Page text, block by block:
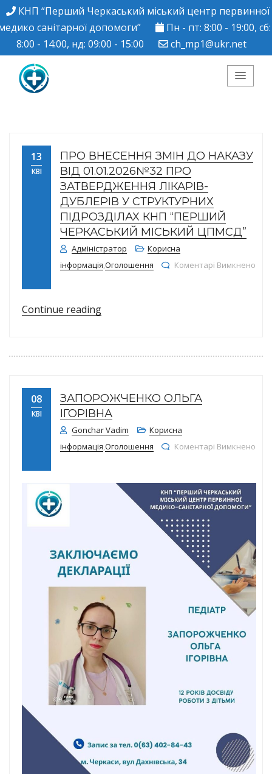
КНП “Перший Черкаський міський центр первинної
санітарної допомоги”
Пн - пт: 8:00 - 19:00, сб:
8:00 - 14:00, нд: 09:00 - 15:00
ch_mp1@ukr.net
Черкаський міський
центр ПМСД"
13
КВІ
ПРО ВНЕСЕННЯ ЗМІН ДО НАКАЗУ
ВІД 01.01.2026№32 ПРО
ЗАТВЕРДЖЕННЯ ЛІКАРІВ-
ДУБЛЕРІВ У СТРУКТУРНИХ
ПІДРОЗДІЛАХ КНП “ПЕРШИЙ
ЧЕРКАСЬКИЙ МІСЬКИЙ ЦПМСД”
Адміністратор
Корисна
інформація,Оголошення
Коментарі Вимкнено
Continue reading“Про внесення змін до наказу від
08
КВІ
ЗАПОРОЖЧЕНКО ОЛЬГА
ІГОРІВНА
Gonchar Vadim
Корисна
інформація,Оголошення
Коментарі Вимкнено